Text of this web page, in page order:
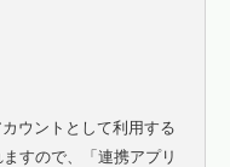
ウントとして利用する
すので、「連携アプリ